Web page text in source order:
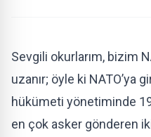
Sevgili okurlarım, bizim
uzanır; öyle ki NATO’ya
hükümeti yönetiminde
en çok asker gönderen